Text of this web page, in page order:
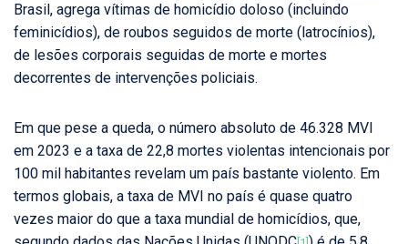
Brasil, agrega vítimas de homicídio doloso (incluindo
feminicídios), de roubos seguidos de morte (latrocínios),
de lesões corporais seguidas de morte e mortes
decorrentes de intervenções policiais.
Em que pese a queda, o número absoluto de 46.328 MVI
em 2023 e a taxa de 22,8 mortes violentas intencionais por
100 mil habitantes revelam um país bastante violento. Em
termos globais, a taxa de MVI no país é quase quatro
vezes maior do que a taxa mundial de homicídios, que,